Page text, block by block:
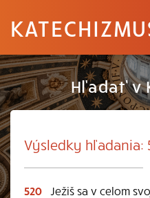
Hľadať v
Výsledky hľadania:
520
Ježiš sa v celom